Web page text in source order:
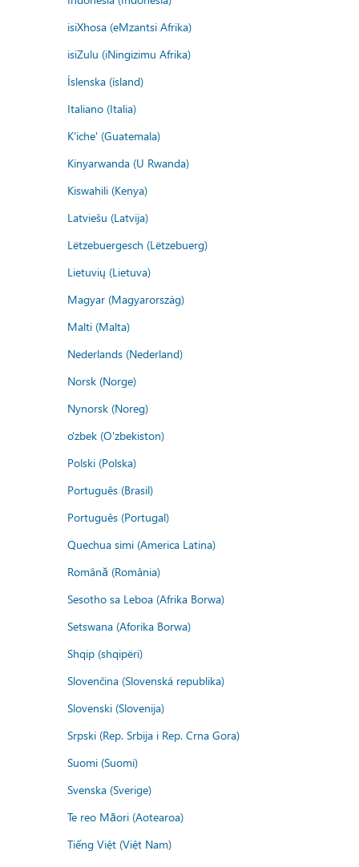
isiXhosa (eMzantsi Afrika)
isiZulu (iNingizimu Afrika)
Íslenska (ísland)
Italiano (Italia)
K'iche' (Guatemala)
Kinyarwanda (U Rwanda)
Kiswahili (Kenya)
Latviešu (Latvija)
Lëtzebuergesch (Lëtzebuerg)
Lietuvių (Lietuva)
Magyar (Magyarország)
Malti (Malta)
Nederlands (Nederland)
Norsk (Norge)
Nynorsk (Noreg)
o'zbek (O'zbekiston)
Polski (Polska)
Português (Brasil)
Português (Portugal)
Quechua simi (America Latina)
Română (România)
Sesotho sa Leboa (Afrika Borwa)
Setswana (Aforika Borwa)
Shqip (shqipëri)
Slovenčina (Slovenská republika)
Slovenski (Slovenija)
Srpski (Rep. Srbija i Rep. Crna Gora)
Suomi (Suomi)
Svenska (Sverige)
Te reo Māori (Aotearoa)
Tiếng Việt (Việt Nam)